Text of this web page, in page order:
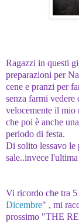
Ragazzi in questi
preparazioni per
cene e pranzi per
senza farmi
velocemente il mio
che poi è anche
periodo di festa.
Di solito lessavo le
sale..invece
Vi ricordo che tra
Dicembre" , mi
prossimo "THE